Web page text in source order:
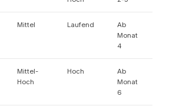
Mittel Laufend
Ab
Monat
4
Mittel-
Hoch
Hoch
Ab
Monat
6